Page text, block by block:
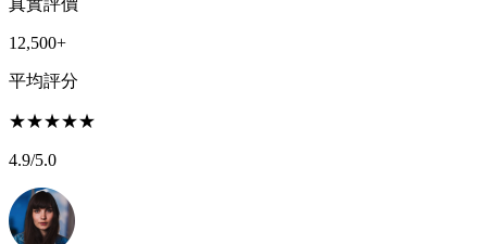
真實評價
12,500+
平均評分
★★★★★
4.9/5.0